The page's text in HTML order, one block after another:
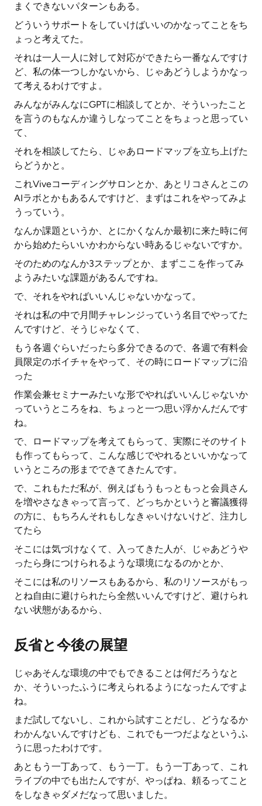
まくできないパターンもある。
どういうサポートをしていけばいいのかなってことをち
ょっと考えてた。
それは一人一人に対して対応ができたら一番なんですけ
ど、私の体一つしかないから、じゃあどうしようかなっ
て考えるわけですよ。
みんながみんなにGPTに相談してとか、そういったこと
を言うのもなんか違うしなってことをちょっと思ってい
て、
それを相談してたら、じゃあロードマップを立ち上げた
らどうかと。
これViveコーディングサロンとか、あとリコさんとこの
AIラボとかもあるんですけど、まずはこれをやってみよ
うっていう。
なんか課題というか、とにかくなんか最初に来た時に何
から始めたらいいかわからない時あるじゃないですか。
そのためのなんか3ステップとか、まずここを作ってみ
ようみたいな課題があるんですね。
で、それをやればいいんじゃないかなって。
それは私の中で月間チャレンジっていう名目でやってた
んですけど、そうじゃなくて、
もう各週ぐらいだったら多分できるので、各週で有料会
員限定のボイチャをやって、その時にロードマップに沿
った
作業会兼セミナーみたいな形でやればいいんじゃないか
っていうところをね、ちょっと一つ思い浮かんだんです
ね。
で、ロードマップを考えてもらって、実際にそのサイト
も作ってもらって、こんな感じでやれるといいかなって
いうところの形までできてきたんです。
で、これもただ私が、例えばもうもっともっと会員さん
を増やさなきゃって言って、どっちかというと審議獲得
の方に、もちろんそれもしなきゃいけないけど、注力し
てたら
そこには気づけなくて、入ってきた人が、じゃあどうや
ったら身につけられるような環境になるのかとか、
そこには私のリソースもあるから、私のリソースがもっ
とね自由に避けられたら全然いいんですけど、避けられ
ない状態があるから、
反省と今後の展望
じゃあそんな環境の中でもできることは何だろうなと
か、そういったふうに考えられるようになったんですよ
ね。
まだ試してないし、これから試すことだし、どうなるか
わかんないんですけども、これでも一つだよなというふ
うに思ったわけです。
あともう一丁あって、もう一丁。もう一丁あって、これ
ライブの中でも出たんですが、やっぱね、頼るってこと
をしなきゃダメだなって思いました。